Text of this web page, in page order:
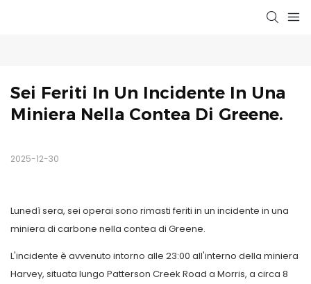
Sei Feriti In Un Incidente In Una
Miniera Nella Contea Di Greene.
2025-12-30
Lunedì sera, sei operai sono rimasti feriti in un incidente in una
miniera di carbone nella contea di Greene.
L'incidente è avvenuto intorno alle 23:00 all'interno della miniera
Harvey, situata lungo Patterson Creek Road a Morris, a circa 8